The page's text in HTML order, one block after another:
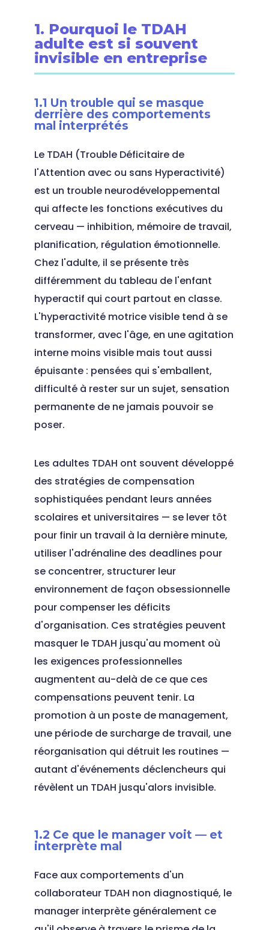
1. Pourquoi le TDAH
adulte est si souvent
invisible en entreprise
1.1 Un trouble qui se masque
derrière des comportements
mal interprétés
Le TDAH (Trouble Déficitaire de
l'Attention avec ou sans Hyperactivité)
est un trouble neurodéveloppemental
qui affecte les fonctions exécutives du
cerveau — inhibition, mémoire de travail,
planification, régulation émotionnelle.
Chez l'adulte, il se présente très
différemment du tableau de l'enfant
hyperactif qui court partout en classe.
L'hyperactivité motrice visible tend à se
transformer, avec l'âge, en une agitation
interne moins visible mais tout aussi
épuisante : pensées qui s'emballent,
difficulté à rester sur un sujet, sensation
permanente de ne jamais pouvoir se
poser.
Les adultes TDAH ont souvent développé
des stratégies de compensation
sophistiquées pendant leurs années
scolaires et universitaires — se lever tôt
pour finir un travail à la dernière minute,
utiliser l'adrénaline des deadlines pour
se concentrer, structurer leur
environnement de façon obsessionnelle
pour compenser les déficits
d'organisation. Ces stratégies peuvent
masquer le TDAH jusqu'au moment où
les exigences professionnelles
augmentent au-delà de ce que ces
compensations peuvent tenir. La
promotion à un poste de management,
une période de surcharge de travail, une
réorganisation qui détruit les routines —
autant d'événements déclencheurs qui
révèlent un TDAH jusqu'alors invisible.
1.2 Ce que le manager voit — et
interprète mal
Face aux comportements d'un
collaborateur TDAH non diagnostiqué, le
manager interprète généralement ce